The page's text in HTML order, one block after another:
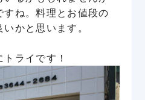
ね。料理とお値段の
かと思います。
ライです！